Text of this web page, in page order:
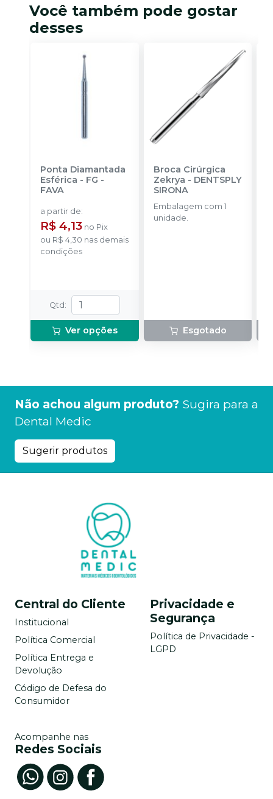
Você também pode gostar
desses
Ponta Diamantada
Esférica - FG -
FAVA
a partir de:
R$ 4,13 no Pix
ou R$ 4,30 nas demais
condições
Qtd :
Ver opções
Broca Cirúrgica
Zekrya - DENTSPLY
SIRONA
Embalagem com 1
unidade.
Esgotado
Não achou algum produto? Sugira para a
Dental Medic
Sugerir produtos
Central do Cliente
Institucional
Política Comercial
Política Entrega e
Devolução
Código de Defesa do
Consumidor
Privacidade e
Segurança
Política de Privacidade -
LGPD
Acompanhe nas
Redes Sociais